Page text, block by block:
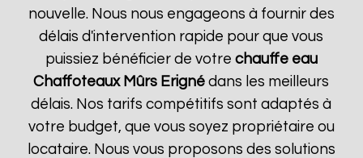
nouvelle. Nous nous engageons à fournir des
délais d'intervention rapide pour que vous
puissiez bénéficier de votre chauffe eau
Chaffoteaux Mûrs Erigné dans les meilleurs
délais. Nos tarifs compétitifs sont adaptés à
votre budget, que vous soyez propriétaire ou
locataire. Nous vous proposons des solutions